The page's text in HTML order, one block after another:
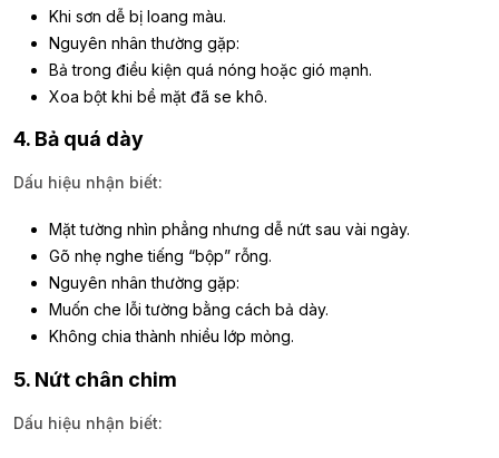
Khi sơn dễ bị loang màu.
Nguyên nhân thường gặp:
Bả trong điều kiện quá nóng hoặc gió mạnh.
Xoa bột khi bề mặt đã se khô.
4. Bả quá dày
Dấu hiệu nhận biết:
Mặt tường nhìn phẳng nhưng dễ nứt sau vài ngày.
Gõ nhẹ nghe tiếng “bộp” rỗng.
Nguyên nhân thường gặp:
Muốn che lỗi tường bằng cách bả dày.
Không chia thành nhiều lớp mỏng.
5. Nứt chân chim
Dấu hiệu nhận biết: